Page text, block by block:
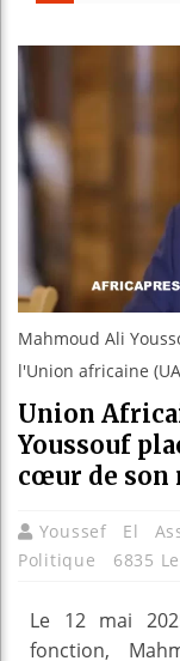
Mahmoud Ali
l'Union africaine
Union
Youssouf
cœur de son
Youssef El
Politique
6835
Le 12 mai
fonction,